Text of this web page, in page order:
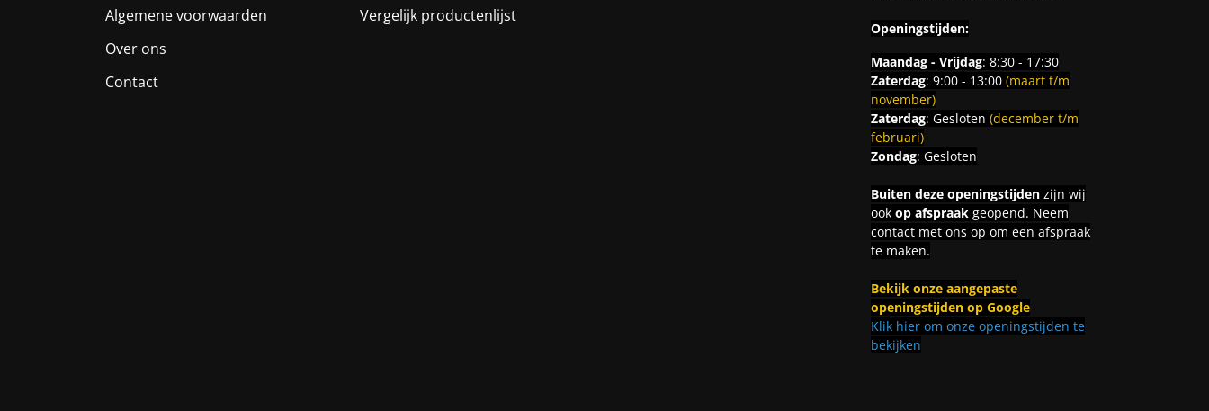
Algemene voorwaarden
Over ons
Contact
Vergelijk productenlijst
Openingstijden:
Maandag - Vrijdag: 8:30 - 17:30
Zaterdag: 9:00 - 13:00 (maart t/m
november)
Zaterdag: Gesloten (december t/m
februari)
Zondag: Gesloten
Buiten deze openingstijdenzijn wij
ook op afspraakgeopend. Neem
contact met ons op om een afspraak
te maken.
Bekijk onze aangepaste
openingstijden op Google
Klik hier om onze openingstijden te
bekijken